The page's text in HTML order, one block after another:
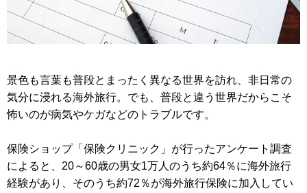
景色も言葉も普段とまったく異なる世界を訪れ、非日常の
気分に浸れる海外旅行。でも、普段と違う世界だからこそ
怖いのが病気やケガなどのトラブルです。
保険ショップ「保険クリニック」が行ったアンケート調査
によると、20～60歳の男女1万人のうち約64％に海外旅行
経験があり、そのうち約72％が海外旅行保険に加入してい